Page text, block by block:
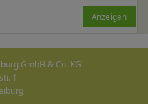
Anzeigen
GmbH & Co. KG
1